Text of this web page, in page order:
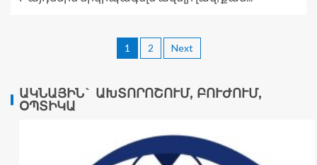
1 2 Next
ԱԿՆԱՅԻՆ` ԱԽՏՈՐՈՇՈՒՄ, ԲՈՒԺՈՒՄ,
ՕՊՏԻԿԱ